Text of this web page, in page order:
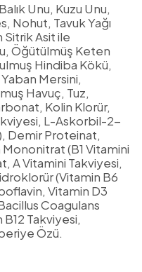
Unu, Kuzu Unu,
Nohut, Tavuk Yağı
Sitrik Asit ile
Öğütülmüş Keten
Hindiba Kökü,
Mersini,
Havuç, Tuz,
Kolin Klorür,
L-Askorbil-2-
Demir Proteinat,
Mononitrat (B1 Vitamini
A Vitamini Takviyesi,
(Vitamin B6
Vitamin D3
Coagulans
Takviyesi,
Özü.